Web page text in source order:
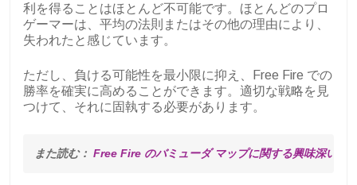
利を得ることはほとんど不可能です。ほとんどのプロ
ゲーマーは、平均の法則またはその他の理由により、
失われたと感じています。
ただし、負ける可能性を最小限に抑え、Free Fire での
勝率を確実に高めることができます。適切な戦略を見
つけて、それに固執する必要があります。
また読む： Free Fire のバミューダ マップに関する興味深い事